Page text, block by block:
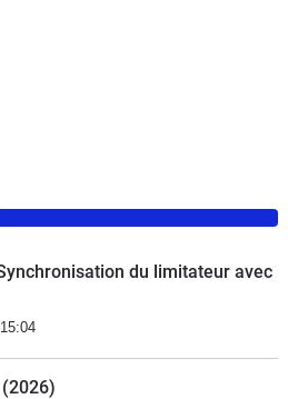
du limitateur avec
(2026)